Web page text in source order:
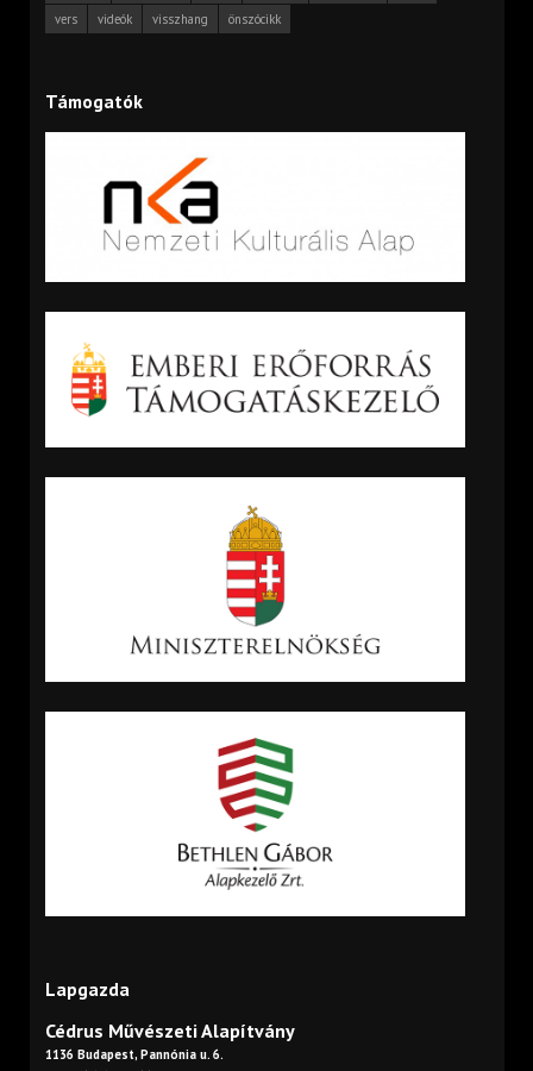
vers
videók visszhang önszócikk
Támogatók
Lapgazda
Cédrus Művészeti Alapítvány
1136 Budapest, Pannónia u. 6.